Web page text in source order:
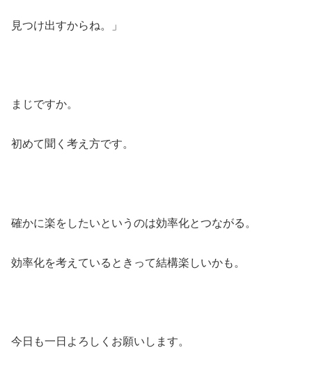
見つけ出すからね。」
まじですか。
初めて聞く考え方です。
確かに楽をしたいというのは効率化とつながる。
効率化を考えているときって結構楽しいかも。
今日も一日よろしくお願いします。